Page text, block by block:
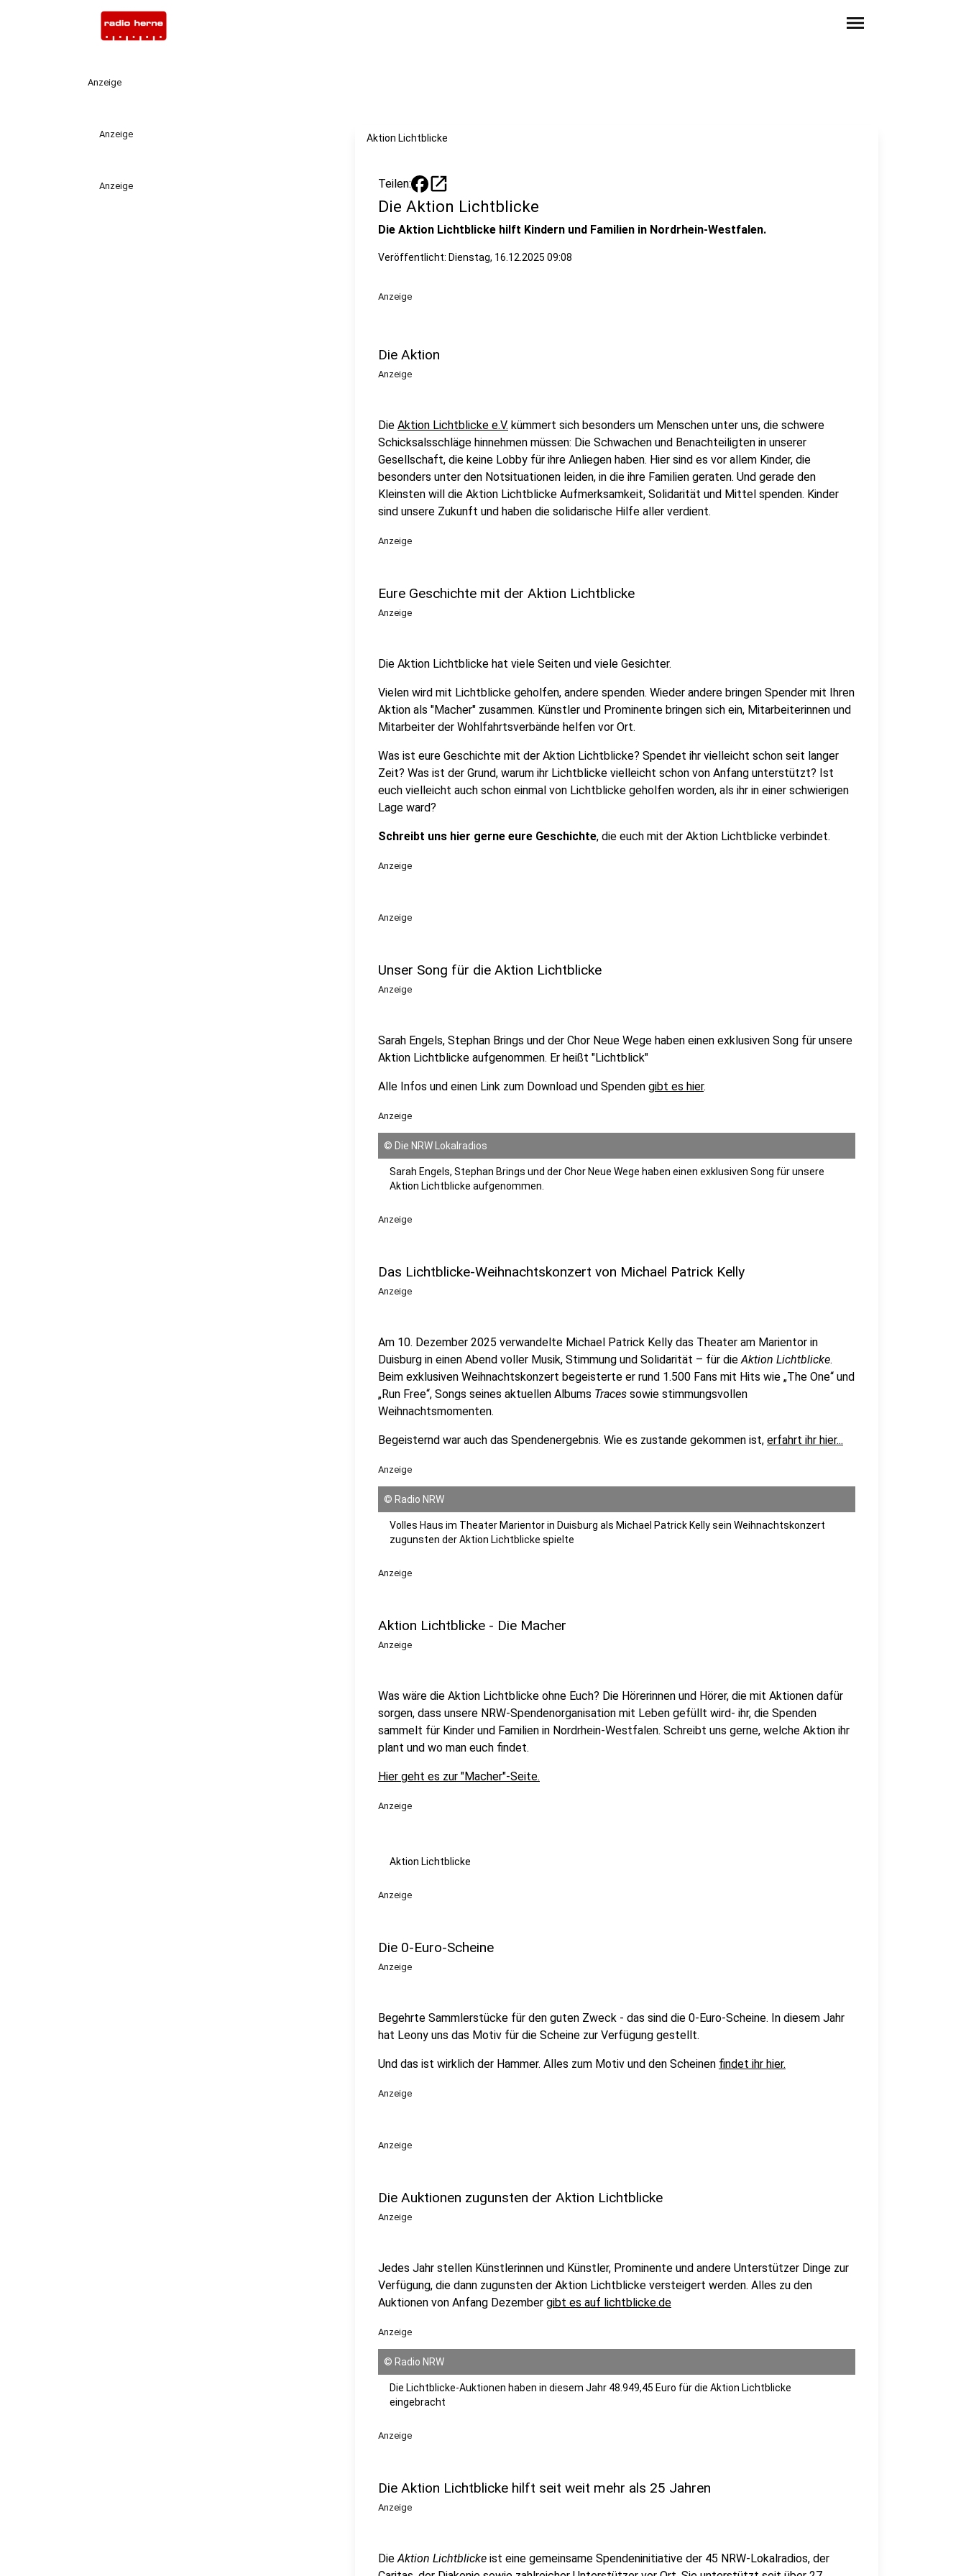
menu
Anzeige
Anzeige
Anzeige
Aktion Lichtblicke
Teilen: open_in_new
Die Aktion Lichtblicke
Die Aktion Lichtblicke hilft Kindern und Familien in Nordrhein-Westfalen.
Veröffentlicht: Dienstag, 16.12.2025 09:08
Anzeige
Die Aktion
Anzeige
Die Aktion Lichtblicke e.V. kümmert sich besonders um Menschen unter uns, die schwere
Schicksalsschläge hinnehmen müssen: Die Schwachen und Benachteiligten in unserer
Gesellschaft, die keine Lobby für ihre Anliegen haben. Hier sind es vor allem Kinder, die
besonders unter den Notsituationen leiden, in die ihre Familien geraten. Und gerade den
Kleinsten will die Aktion Lichtblicke Aufmerksamkeit, Solidarität und Mittel spenden. Kinder
sind unsere Zukunft und haben die solidarische Hilfe aller verdient.
Anzeige
Eure Geschichte mit der Aktion Lichtblicke
Anzeige
Die Aktion Lichtblicke hat viele Seiten und viele Gesichter.
Vielen wird mit Lichtblicke geholfen, andere spenden. Wieder andere bringen Spender mit Ihren
Aktion als "Macher" zusammen. Künstler und Prominente bringen sich ein, Mitarbeiterinnen und
Mitarbeiter der Wohlfahrtsverbände helfen vor Ort.
Was ist eure Geschichte mit der Aktion Lichtblicke? Spendet ihr vielleicht schon seit langer
Zeit? Was ist der Grund, warum ihr Lichtblicke vielleicht schon von Anfang unterstützt? Ist
euch vielleicht auch schon einmal von Lichtblicke geholfen worden, als ihr in einer schwierigen
Lage ward?
Schreibt uns hier gerne eure Geschichte, die euch mit der Aktion Lichtblicke verbindet.
Anzeige
Anzeige
Unser Song für die Aktion Lichtblicke
Anzeige
Sarah Engels, Stephan Brings und der Chor Neue Wege haben einen exklusiven Song für unsere
Aktion Lichtblicke aufgenommen. Er heißt "Lichtblick"
Alle Infos und einen Link zum Download und Spenden gibt es hier.
Anzeige
© Die NRW Lokalradios
Sarah Engels, Stephan Brings und der Chor Neue Wege haben einen exklusiven Song für unsere
Aktion Lichtblicke aufgenommen.
Anzeige
Das Lichtblicke-Weihnachtskonzert von Michael Patrick Kelly
Anzeige
Am 10. Dezember 2025 verwandelte Michael Patrick Kelly das Theater am Marientor in
Duisburg in einen Abend voller Musik, Stimmung und Solidarität – für dieAktion Lichtblicke.
Beim exklusiven Weihnachtskonzert begeisterte er rund 1.500 Fans mit Hits wie „The One“ und
„Run Free“, Songs seines aktuellen Albums Traces sowie stimmungsvollen
Weihnachtsmomenten.
Begeisternd war auch das Spendenergebnis. Wie es zustande gekommen ist, erfahrt ihr hier...
Anzeige
© Radio NRW
Volles Haus im Theater Marientor in Duisburg als Michael Patrick Kelly sein Weihnachtskonzert
zugunsten der Aktion Lichtblicke spielte
Anzeige
Aktion Lichtblicke - Die Macher
Anzeige
Was wäre die Aktion Lichtblicke ohne Euch? Die Hörerinnen und Hörer, die mit Aktionen dafür
sorgen, dass unsere NRW-Spendenorganisation mit Leben gefüllt wird- ihr, die Spenden
sammelt für Kinder und Familien in Nordrhein-Westfalen. Schreibt uns gerne, welche Aktion ihr
plant und wo man euch findet.
Hier geht es zur "Macher"-Seite.
Anzeige
Aktion Lichtblicke
Anzeige
Die 0-Euro-Scheine
Anzeige
Begehrte Sammlerstücke für den guten Zweck - das sind die 0-Euro-Scheine. In diesem Jahr
hat Leony uns das Motiv für die Scheine zur Verfügung gestellt.
Und das ist wirklich der Hammer. Alles zum Motiv und den Scheinen findet ihr hier.
Anzeige
Anzeige
Die Auktionen zugunsten der Aktion Lichtblicke
Anzeige
Jedes Jahr stellen Künstlerinnen und Künstler, Prominente und andere Unterstützer Dinge zur
Verfügung, die dann zugunsten der Aktion Lichtblicke versteigert werden. Alles zu den
Auktionen von Anfang Dezember gibt es auf lichtblicke.de
Anzeige
© Radio NRW
Die Lichtblicke-Auktionen haben in diesem Jahr 48.949,45 Euro für die Aktion Lichtblicke
eingebracht
Anzeige
Die Aktion Lichtblicke hilft seit weit mehr als 25 Jahren
Anzeige
DieAktion Lichtblicke ist eine gemeinsame Spendeninitiative der 45 NRW-Lokalradios, der